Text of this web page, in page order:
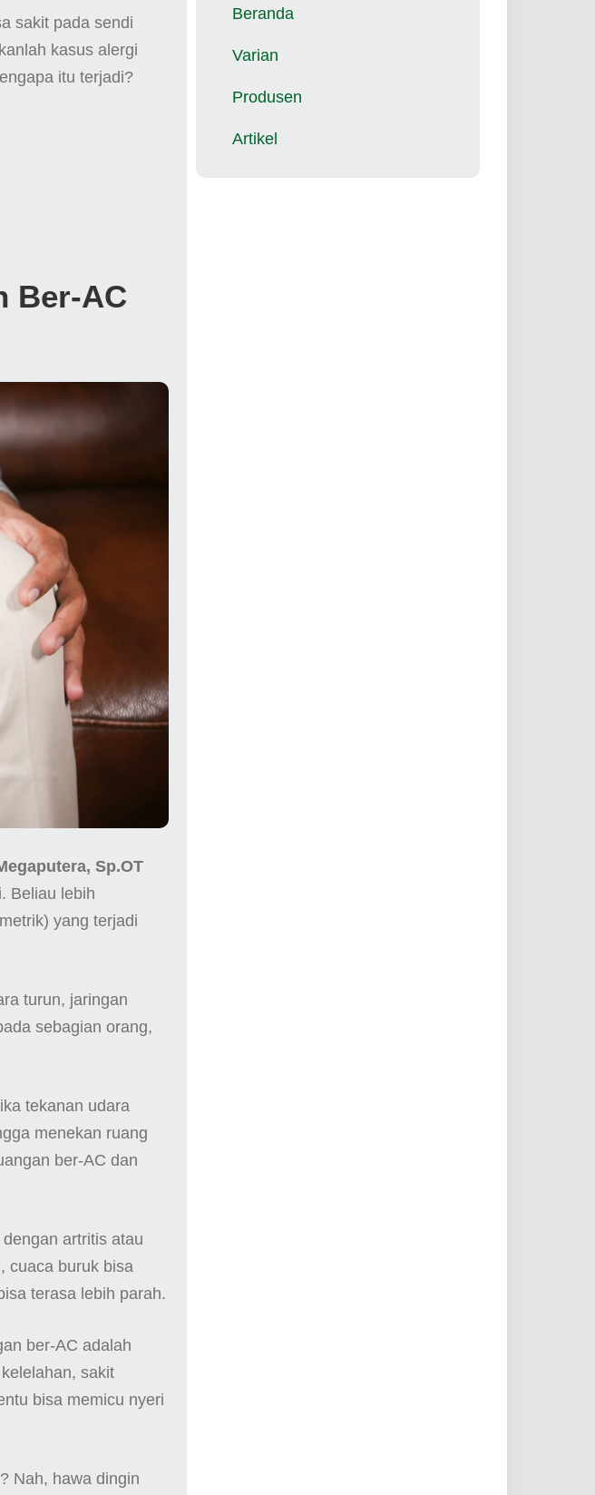
sakit pada sendi
kasus alergi
itu terjadi?
Ber-AC
Sp.OT
Beliau lebih
yang terjadi
turun, jaringan
sebagian orang,
tekanan udara
menekan ruang
ber-AC dan
artritis atau
cuaca buruk bisa
terasa lebih parah.
ber-AC adalah
sakit
bisa memicu nyeri
Nah, hawa dingin
Beranda
Varian
Produsen
Artikel